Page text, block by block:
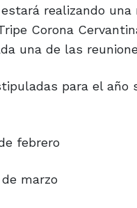
realizando una
Corona
una de las
para el año
febrero
marzo